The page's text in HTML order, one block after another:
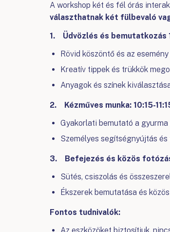
A workshop két és fél órás
választhatnak két fülbevaló
1. Üdvözlés és bemutatkozás
Rövid köszöntő és az
Kreatív tippek és trükkök
Anyagok és színek
2. Kézműves munka: 10:15-
Gyakorlati bemutató a
Személyes segítségnyújtás és
3. Befejezés és közös
Sütés, csiszolás és
Ékszerek bemutatása és
Fontos tudnivalók: